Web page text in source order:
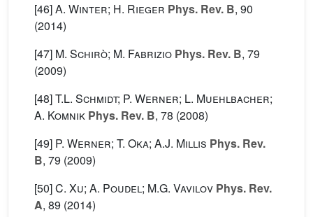
[46]A. Winter; H. Rieger Phys. Rev. B, 90
(2014)
[47] M. Schirò; M. Fabrizio Phys. Rev. B, 79
(2009)
[48]T.L. Schmidt; P. Werner; L. Muehlbacher;
A. Komnik Phys. Rev. B, 78 (2008)
[49] P. Werner; T. Oka; A.J. Millis Phys. Rev.
B, 79 (2009)
[50]C. Xu; A. Poudel; M.G. Vavilov Phys. Rev.
A, 89 (2014)